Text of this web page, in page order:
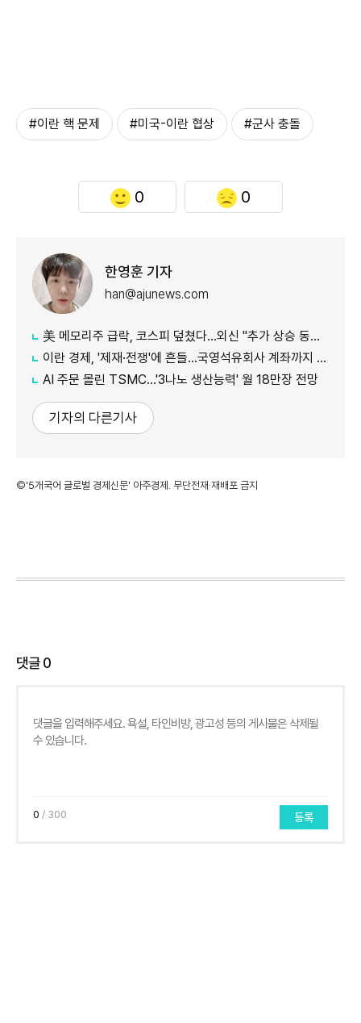
#이란 핵 문제 #미국-이란 협상 #군사 충돌
0 0
한영훈 기자
han@ajunews.com
美 메모리주 급락, 코스피 덮쳤다…외신 "추가 상승 동력 의문"
이란 경제, '제재·전쟁'에 흔들…국영석유회사 계좌까지 동결
AI 주문 몰린 TSMC…'3나노 생산능력' 월 18만장 전망
기자의 다른기사
©'5개국어 글로벌 경제신문' 아주경제. 무단전재·재배포 금지
댓글0
0 / 300 등록